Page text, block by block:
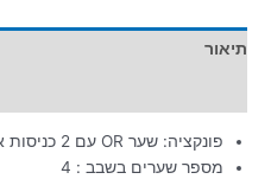
תיאור
פונקציה: שער OR עם 2 כניסות אחת ויציאה אחת
מספר שערים בשבב : 4